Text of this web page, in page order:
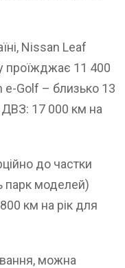
Nissan Leaf
проїжджає 11 400
e-Golf – близько 13
ДВЗ: 17 000 км на
до частки
парк моделей)
км на рік для
можна